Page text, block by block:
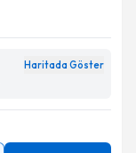
belirtilen
Haritada Göster